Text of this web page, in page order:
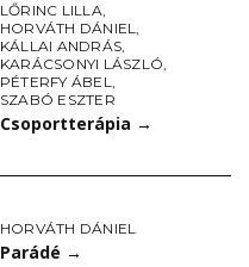
LŐRINC LILLA,
HORVÁTH DÁNIEL,
KÁLLAI ANDRÁS,
KARÁCSONYI LÁSZLÓ,
PÉTERFY ÁBEL,
SZABÓ ESZTER
Csoportterápia →
HORVÁTH DÁNIEL
Parádé →